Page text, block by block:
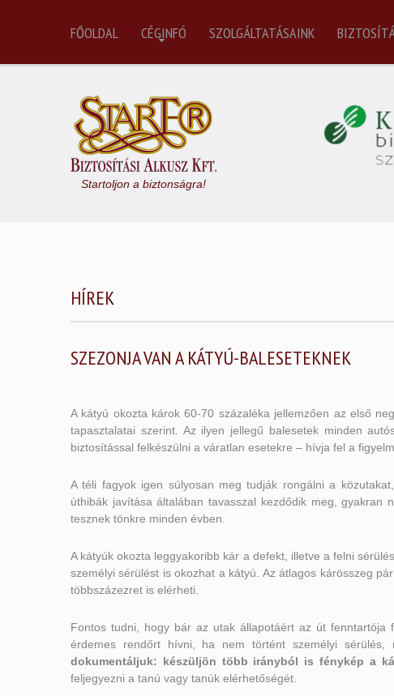
FŐOLDAL CÉGINFÓ SZOLGÁLTATÁSAINK
Startoljon a biztonságra!
HÍREK
SZEZONJA VAN A KÁTYÚ-BALESETEKNEK
A kátyú okozta károk 60-70 százaléka jellemzően az első
tapasztalatai szerint. Az ilyen jellegű balesetek minden
biztosítással felkészülni a váratlan esetekre – hívja fel a
A téli fagyok igen súlyosan meg tudják rongálni a
úthibák javítása általában tavasszal kezdődik meg, gyakran
tesznek tönkre minden évben.
A kátyúk okozta leggyakoribb kár a defekt, illetve a felni
személyi sérülést is okozhat a kátyú. Az átlagos kárösszeg
többszázezret is elérheti.
Fontos tudni, hogy bár az utak állapotáért az út fenntartója
érdemes rendőrt hívni, ha nem történt személyi
dokumentáljuk: készüljön több irányból is fénykép a
feljegyezni a tanú vagy tanúk elérhetőségét.